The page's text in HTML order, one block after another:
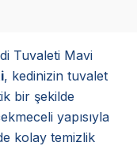
Tuvaleti Mavi
, kedinizin tuvalet
bir şekilde
yapısıyla
kolay temizlik